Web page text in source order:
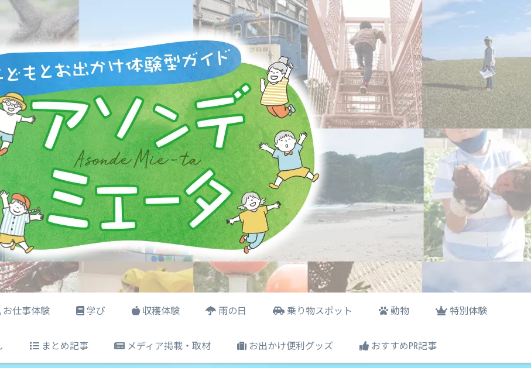
お仕事体験 学び 収穫体験 雨の日 乗り物スポット 動物 特別体験
まとめ記事 メディア掲載・取材 お出かけ便利グッズ おすすめ㏚記事